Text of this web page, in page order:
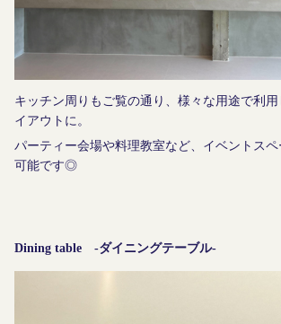
キッチン周りもご覧の通り、様々な用途で利
イアウトに。
パーティー会場や料理教室など、イベントス
可能です◎
Dining table -ダイニングテーブル-